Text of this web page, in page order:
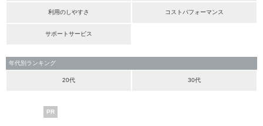
利用のしやすさ コストパフォーマンス
サポートサービス
年代別ランキング
20代 30代
PR